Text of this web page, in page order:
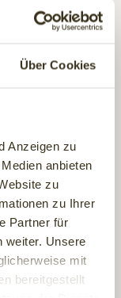
Über Cookies
Anzeigen zu
anbieten
zu
zu Ihrer
Partner für
weiter. Unsere
mit
bereitgestellt